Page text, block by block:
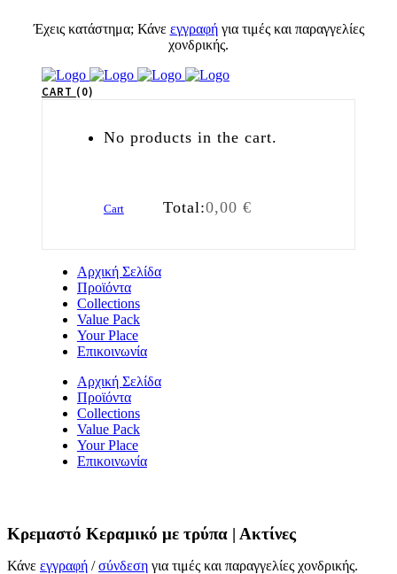
Έχεις κατάστημα; Κάνε εγγραφήγια τιμές και παραγγελίες
χονδρικής.
CART 0
No products in the cart.
Cart Total:0,00 €
Αρχική Σελίδα
Προϊόντα
Collections
Value Pack
Your Place
Επικοινωνία
Αρχική Σελίδα
Προϊόντα
Collections
Value Pack
Your Place
Επικοινωνία
Κρεμαστό Κεραμικό με τρύπα | Ακτίνες
Κάνε εγγραφή /σύνδεση για τιμές και παραγγελίες χονδρικής.